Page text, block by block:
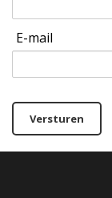
E-mail
Versturen